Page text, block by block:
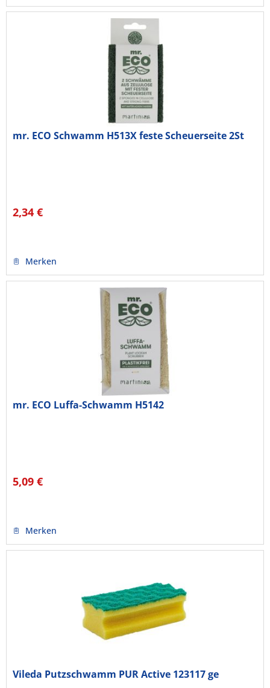
mr. ECO Schwamm H513X feste Scheuerseite 2St
2,34 €
Merken
mr. ECO Luffa-Schwamm H5142
5,09 €
Merken
Vileda Putzschwamm PUR Active 123117 ge